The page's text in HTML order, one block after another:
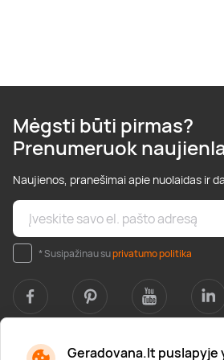
Geradovana.lt puslapyje
Mėgsti būti pirmas?
Prenumeruok
Naujienos, pranešimai apie nuolaidas ir
* Susipažinau suprivatumo politika